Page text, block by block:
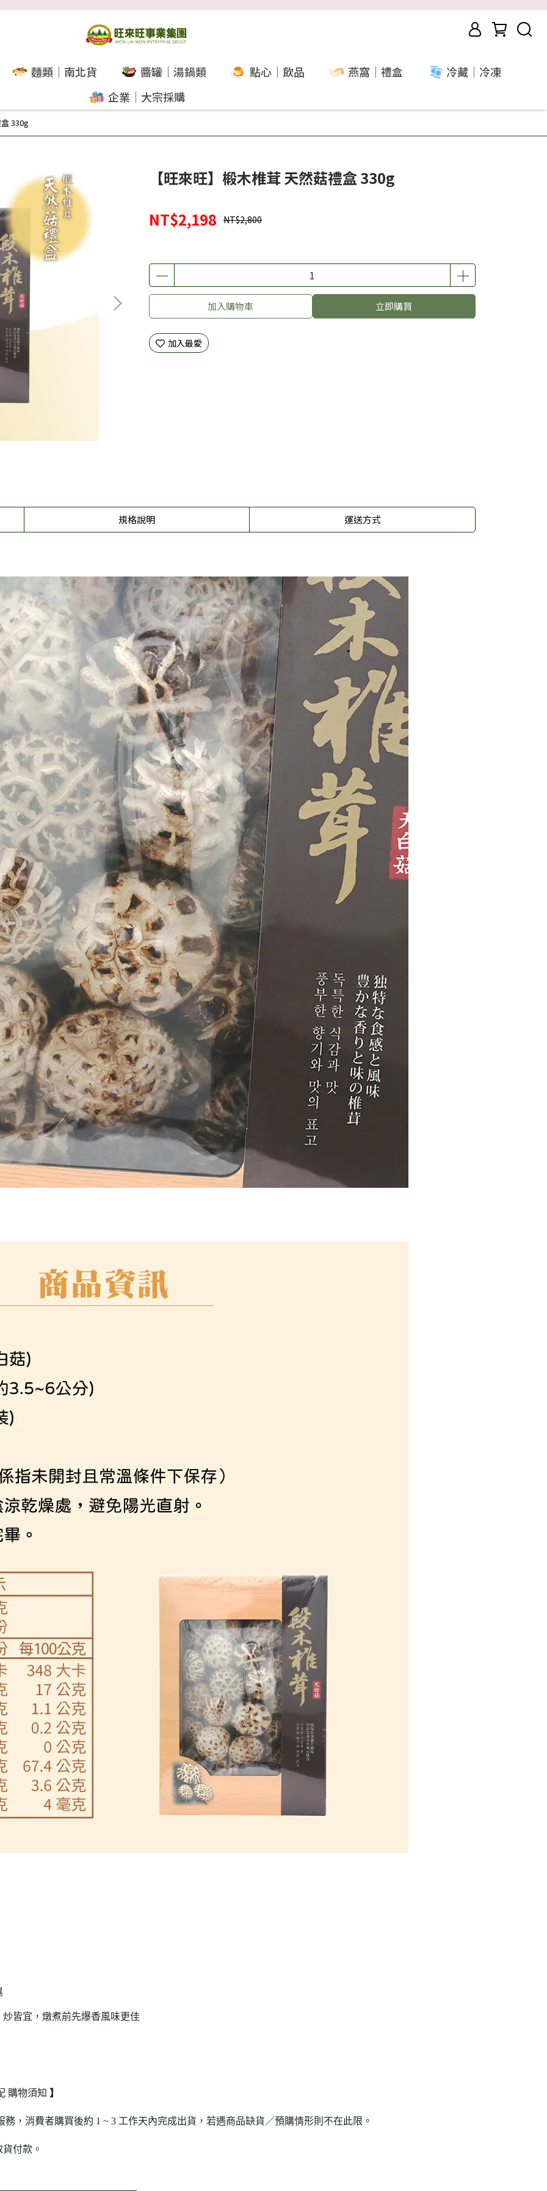
麵類｜南北貨 醬罐｜湯鍋類 點心｜飲品 燕窩｜禮盒
冷藏｜冷凍
企業｜大宗採購
330g
【旺來旺】椴木椎茸 天然菇禮盒 330g
NT$2,198 NT$2,800
加入購物車 立即購買
加入最愛
規格說明 運送方式
皆宜，燉煮前先爆香風味更佳
購物須知 】
，消費者購買後約 1 ~ 3 工作天內完成出貨，若遇商品缺貨／預購情形則不在此限。
付款。